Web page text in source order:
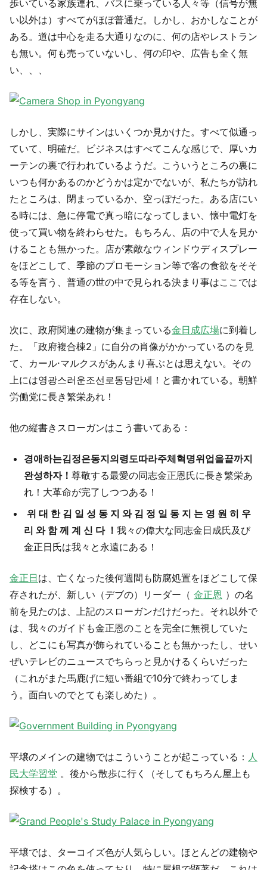
歩いている家族連れ、バスに乗っている人々等（信号が無
い以外は）すべてがほぼ普通だ。しかし、おかしなことが
ある。道は中心を走る大通りなのに、何の店やレストラン
も無い。何も売っていないし、何の印や、広告も全く無
い、、、
しかし、実際にサインはいくつか見かけた。すべて似通っ
ていて、明確だ。ビジネスはすべてこんな感じで、厚いカ
ーテンの裏で行われているようだ。こういうところの裏に
いつも何かあるのかどうかは定かでないが、私たちが訪れ
たところは、閉まっているか、空っぽだった。ある店にい
る時には、急に停電で真っ暗になってしまい、懐中電灯を
使って買い物を終わらせた。もちろん、店の中で人を見か
けることも無かった。店が素敵なウィンドウディスプレー
をほどこして、季節のプロモーション等で客の食欲をそそ
る等を言う、普通の世の中で見られる決まり事はここでは
存在しない。
次に、政府関連の建物が集まっている金日成広場に到着し
た。「政府複合棟2」に自分の肖像がかかっているのを見
て、カール·マルクスがあんまり喜ぶとは思えない。その
上には영광스러운조선로동당만세！と書かれている。朝鮮
労働党に長き繁栄あれ！
他の縦書きスローガンはこう書いてある：
경애하는김정은동지의령도따라주체혁명위업을끝까지
완성하자！ 尊敬する最愛の同志金正恩氏に長き繁栄あ
れ！大革命が完了しつつある！
위 대 한 김 일 성 동 지 와 김 정 일 동 지 는 영 원 히 우
리 와 함 께 계 신 다 ！ 我々の偉大な同志金日成氏及び
金正日氏は我々と永遠にある！
金正日は、亡くなった後何週間も防腐処置をほどこして保
存されたが、新しい（デブの）リーダー（ 金正恩 ）の名
前を見たのは、上記のスローガンだけだった。それ以外で
は、我々のガイドも金正恩のことを完全に無視していた
し、どこにも写真が飾られていることも無かったし、せい
ぜいテレビのニュースでちらっと見かけるくらいだった
（これがまた馬鹿げに短い番組で10分で終わってしま
う。面白いのでとても楽しめた）。
平壌のメインの建物ではこういうことが起こっている： 人
民大学習堂 。後から散歩に行く（そしてもちろん屋上も
探検する）。
平壌では、ターコイズ色が人気らしい。ほとんどの建物や